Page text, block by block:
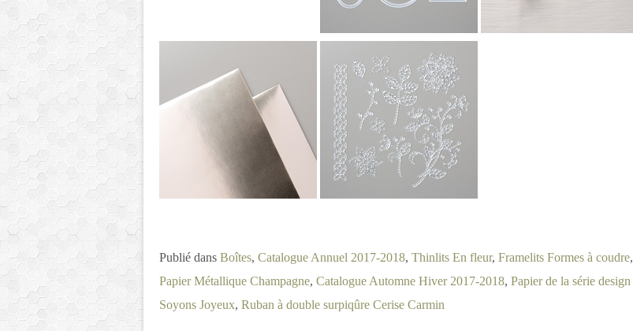
Publié dans Boîtes, Catalogue Annuel 2017-2018, Thinlits En fleur, Framelits Formes à coudre,
Papier Métallique Champagne, Catalogue Automne Hiver 2017-2018, Papier de la série design
Soyons Joyeux, Ruban à double surpiqûre Cerise Carmin